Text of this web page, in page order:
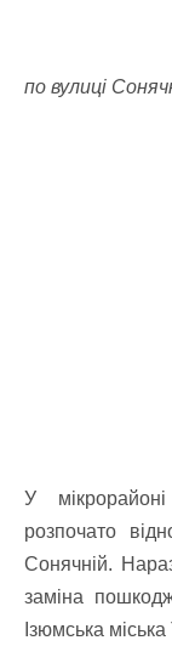
по вулиці
У
розпочато
Сонячній.
заміна
Ізюмська